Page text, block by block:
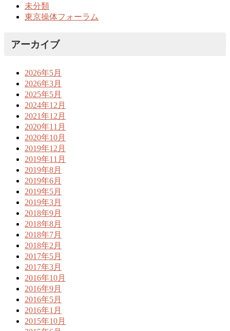
未分類
東京操体フォーラム
アーカイブ
2026年5月
2026年3月
2025年5月
2024年12月
2021年12月
2020年11月
2020年10月
2019年12月
2019年11月
2019年8月
2019年6月
2019年5月
2019年3月
2018年9月
2018年8月
2018年7月
2018年2月
2017年5月
2017年3月
2016年10月
2016年9月
2016年5月
2016年1月
2015年10月